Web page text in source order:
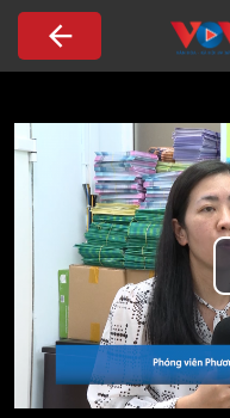
Nhảy đến nội dung